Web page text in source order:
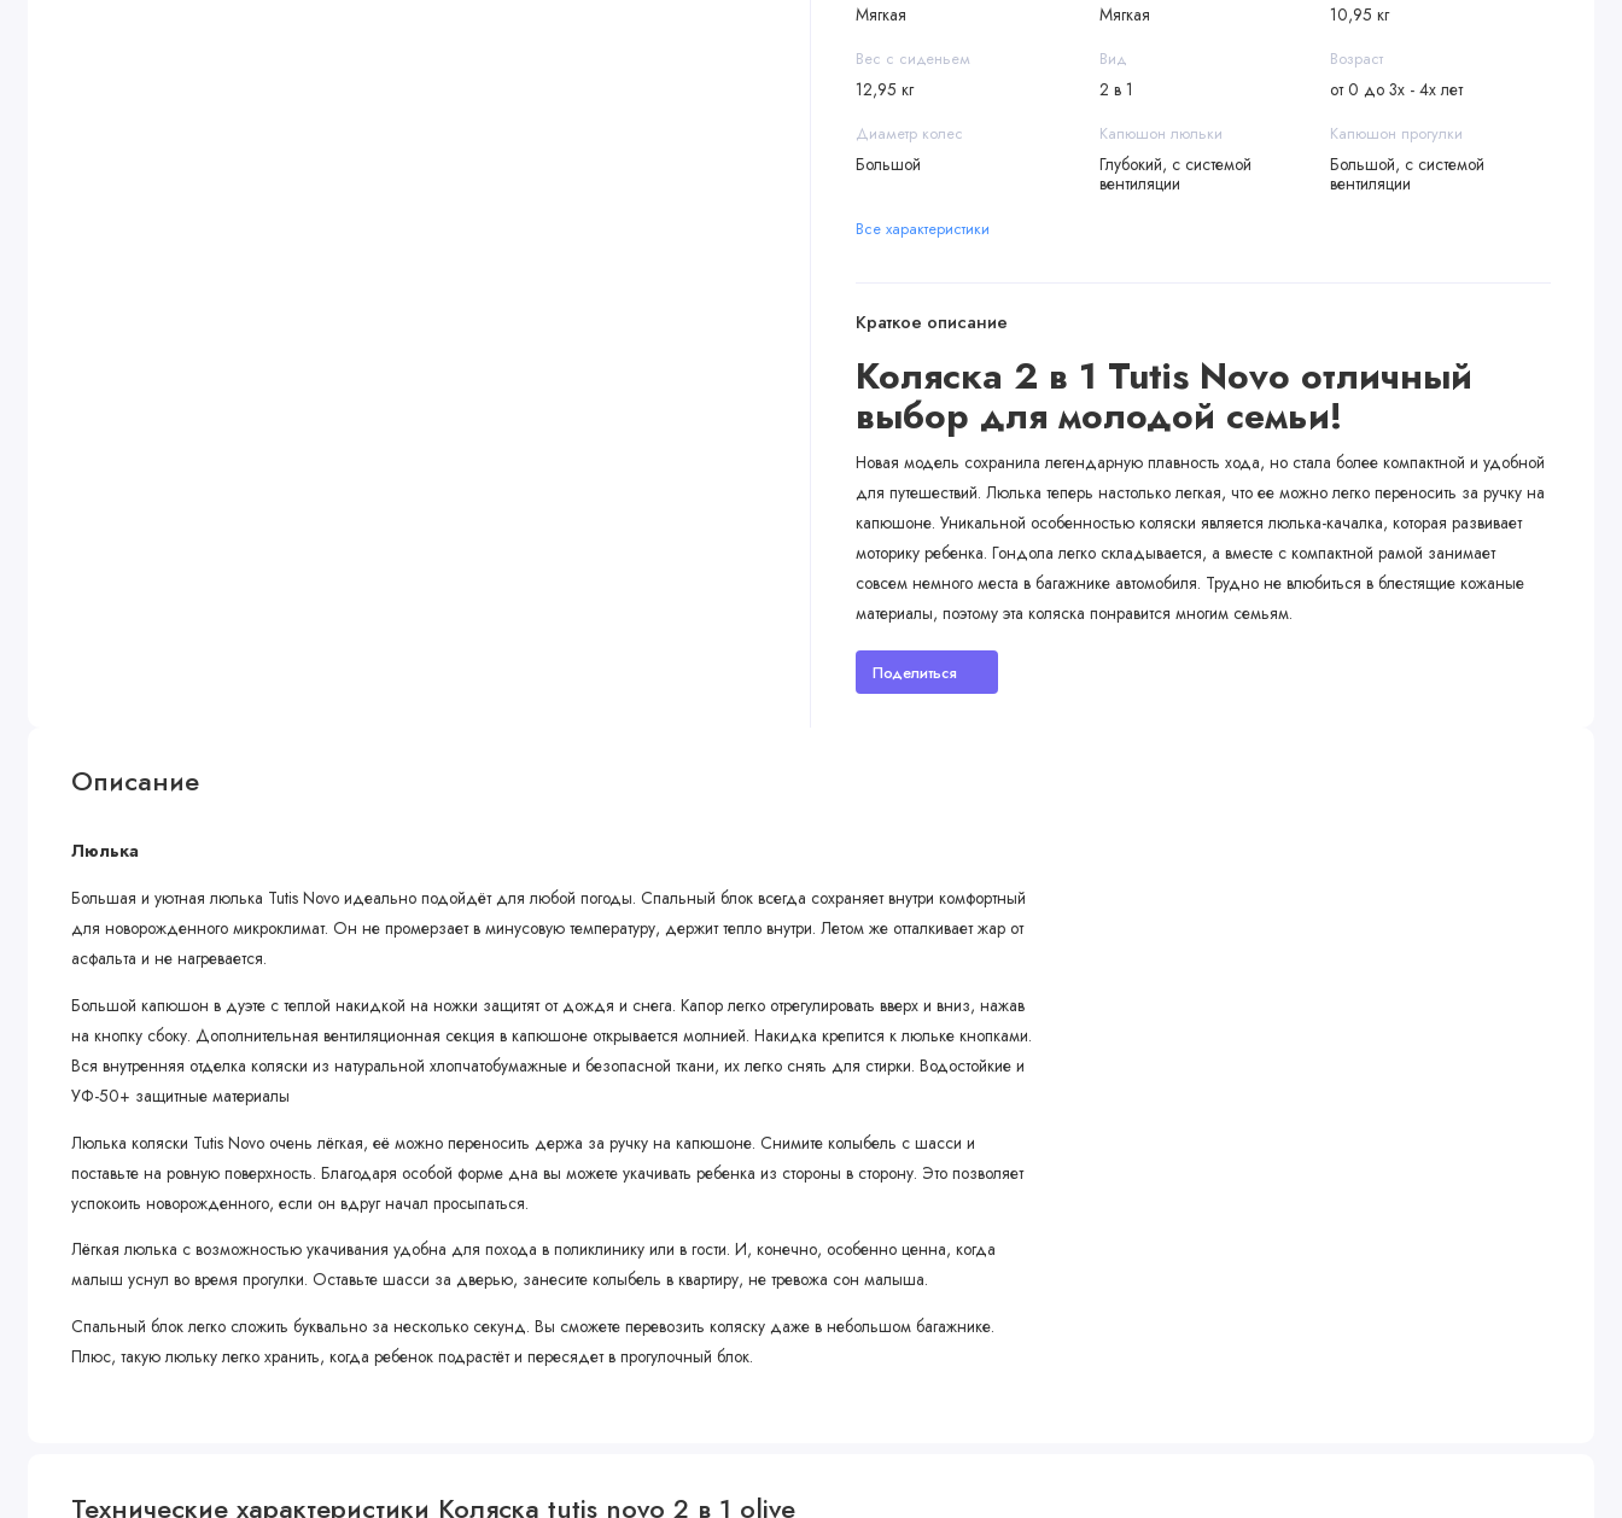
Мягкая Мягкая 10,95 кг
Вес с сиденьем
12,95 кг
Вид
2 в 1
Возраст
от 0 до 3х - 4х лет
Диаметр колес
Большой
Капюшон люльки
Глубокий, с системой
вентиляции
Капюшон прогулки
Большой, с системой
вентиляции
Все характеристики
Краткое описание
Коляска 2 в 1 Tutis Novo отличный
выбор для молодой семьи!
Новая модель сохранила легендарную плавность хода, но стала более компактной и удобной
для путешествий. Люлька теперь настолько легкая, что ее можно легко переносить за ручку на
капюшоне. Уникальной особенностью коляски является люлька-качалка, которая развивает
моторику ребенка. Гондола легко складывается, а вместе с компактной рамой занимает
совсем немного места в багажнике автомобиля. Трудно не влюбиться в блестящие кожаные
материалы, поэтому эта коляска понравится многим семьям.
Поделиться
Описание
Люлька
Большая и уютная люлька Tutis Novo идеально подойдёт для любой погоды. Спальный блок всегда сохраняет внутри комфортный
для новорожденного микроклимат. Он не промерзает в минусовую температуру, держит тепло внутри. Летом же отталкивает жар от
асфальта и не нагревается.
Большой капюшон в дуэте с теплой накидкой на ножки защитят от дождя и снега. Капор легко отрегулировать вверх и вниз, нажав
на кнопку сбоку. Дополнительная вентиляционная секция в капюшоне открывается молнией. Накидка крепится к люльке кнопками.
Вся внутренняя отделка коляски из натуральной хлопчатобумажные и безопасной ткани, их легко снять для стирки. Водостойкие и
УФ-50+ защитные материалы
Люлька коляски Tutis Novo очень лёгкая, её можно переносить держа за ручку на капюшоне. Снимите колыбель с шасси и
поставьте на ровную поверхность. Благодаря особой форме дна вы можете укачивать ребенка из стороны в сторону. Это позволяет
успокоить новорожденного, если он вдруг начал просыпаться.
Лёгкая люлька с возможностью укачивания удобна для похода в поликлинику или в гости. И, конечно, особенно ценна, когда
малыш уснул во время прогулки. Оставьте шасси за дверью, занесите колыбель в квартиру, не тревожа сон малыша.
Спальный блок легко сложить буквально за несколько секунд. Вы сможете перевозить коляску даже в небольшом багажнике.
Плюс, такую люльку легко хранить, когда ребенок подрастёт и пересядет в прогулочный блок.
Технические характеристики Коляска tutis novo 2 в 1 olive